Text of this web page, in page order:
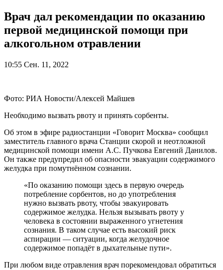
Врач дал рекомендации по оказанию
первой медицинской помощи при
алкогольном отравлении
10:55 Сен. 11, 2022
Фото: РИА Новости/Алексей Майшев
Необходимо вызвать рвоту и принять сорбенты.
Об этом в эфире радиостанции «Говорит Москва» сообщил
заместитель главного врача Станции скорой и неотложной
медицинской помощи имени А.С. Пучкова Евгений Данилов.
Он также предупредил об опасности эвакуации содержимого
желудка при помутнённом сознании.
«По оказанию помощи здесь в первую очередь
потребление сорбентов, но до употребления
нужно вызвать рвоту, чтобы эвакуировать
содержимое желудка. Нельзя вызывать рвоту у
человека в состоянии выраженного угнетения
сознания. В таком случае есть высокий риск
аспирации — ситуации, когда желудочное
содержимое попадёт в дыхательные пути».
При любом виде отравления врач порекомендовал обратиться